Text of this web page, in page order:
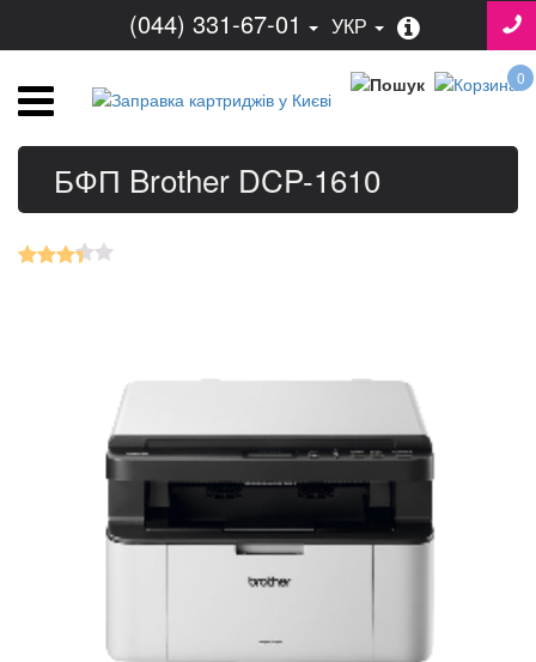
(044) 331-67-01 УКР
0
БФП Brother DCP-1610